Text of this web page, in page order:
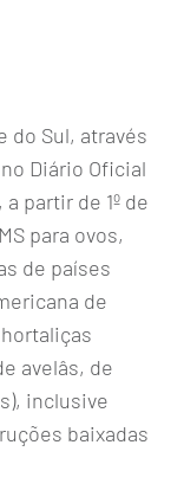
do Sul, através
Diário Oficial
partir de 1º de
para ovos,
de países
de
avelâs, de
inclusive
baixadas